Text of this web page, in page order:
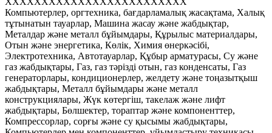
Компьютерлер, оргтехника, бағдарламалық жасақтама, Халық
тұтынатын тауарлар, Машина жасау және жабдықтар,
Металдар және металл бұйымдары, Құрылыс материалдары,
Отын және энергетика, Көлік, Химия өнеркәсібі,
Электротехника, Автотауарлар, Құбыр арматурасы, Су және
газ жабдықтары, Газ, газ тәрізді отын, газ конденсаты, Газ
генераторлары, кондиционерлер, желдету және тоңазытқыш
жабдықтары, Металл бұйымдары және металл
конструкциялары, Жүк көтергіш, такелаж және лифт
жабдықтары, Бөлшектер, тораптар және компоненттер,
Компрессорлар, сорғы және су қысымы жабдықтары,